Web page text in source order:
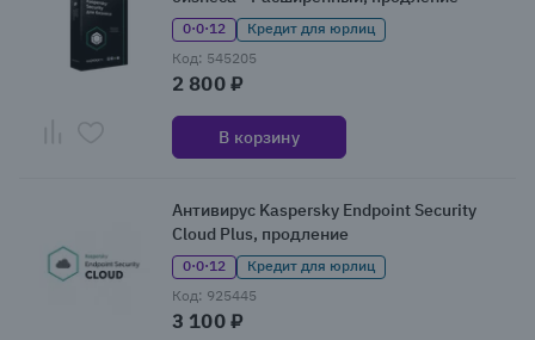
0·0·12
Кредит для юрлиц
Код: 545205
2 800 ₽
В корзину
Антивирус Kaspersky Endpoint Security
Cloud Plus, продление
0·0·12
Кредит для юрлиц
Код: 925445
3 100 ₽